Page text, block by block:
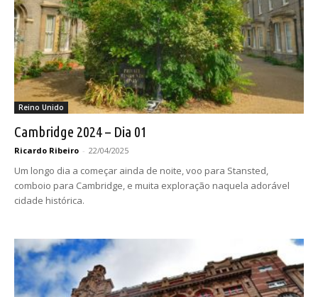
Reino Unido
Cambridge 2024 – Dia 01
Ricardo Ribeiro - 22/04/2025
Um longo dia a começar ainda de noite, voo para Stansted,
comboio para Cambridge, e muita exploração naquela adorável
cidade histórica.